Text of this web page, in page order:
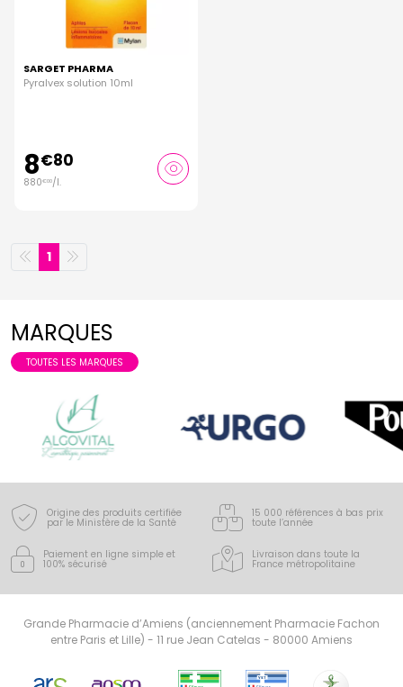
SARGET PHARMA
Pyralvex solution 10ml
8€80
880€00/l.
1
MARQUES
TOUTES LES MARQUES
Origine des produits certifiée
par le Ministère de la Santé
15 000 références à bas prix
toute l’année
Paiement en ligne simple et
100% sécurisé
Livraison dans toute la
France métropolitaine
Grande Pharmacie d’Amiens (anciennement Pharmacie Fachon
entre Paris et Lille) - 11 rue Jean Catelas - 80000 Amiens